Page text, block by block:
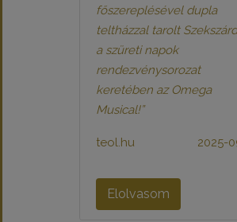
főszereplésével dupla
teltházzal tarolt
a szüreti napok
rendezvénysorozat
keretében az Omega
Musical!”
2025-
teol.hu
Elolvasom